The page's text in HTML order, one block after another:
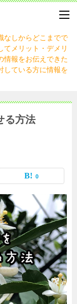
なしからどこまでで
てメリット・デメリ
情報をお伝えできた
している方に情報を
る方法
0